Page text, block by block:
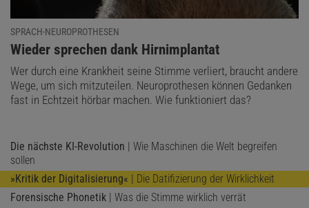
SPRACH-NEUROPROTHESEN
:
Wieder sprechen dank Hirnimplantat
Wer durch eine Krankheit seine Stimme verliert, braucht andere
Wege, um sich mitzuteilen. Neuroprothesen können Gedanken
fast in Echtzeit hörbar machen. Wie funktioniert das?
Die nächste KI-Revolution | Wie Maschinen die Welt begreifen
sollen
»Kritik der Digitalisierung« | Die Datifizierung der Wirklichkeit
Forensische Phonetik | Was die Stimme wirklich verrät